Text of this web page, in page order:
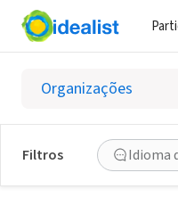
Filtros Idioma